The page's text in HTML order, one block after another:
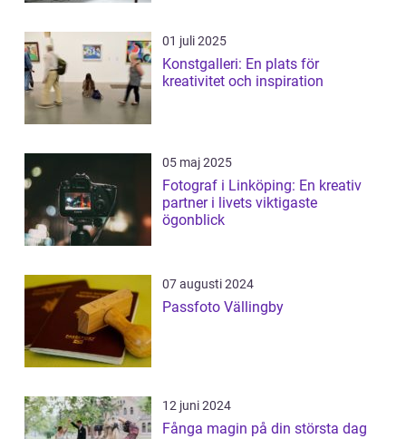
01 juli 2025
Konstgalleri: En plats för
kreativitet och inspiration
05 maj 2025
Fotograf i Linköping: En kreativ
partner i livets viktigaste
ögonblick
07 augusti 2024
Passfoto Vällingby
12 juni 2024
Fånga magin på din största dag